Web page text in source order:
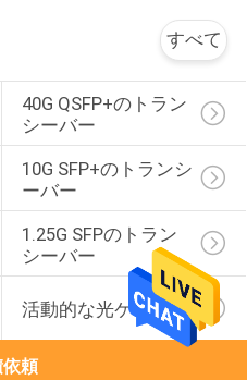
すべて
40G QSFP+のトラン
シーバー
10G SFP+のトランシ
ーバー
1.25G SFPのトラン
シーバー
活動的な光ケーブル
依頼